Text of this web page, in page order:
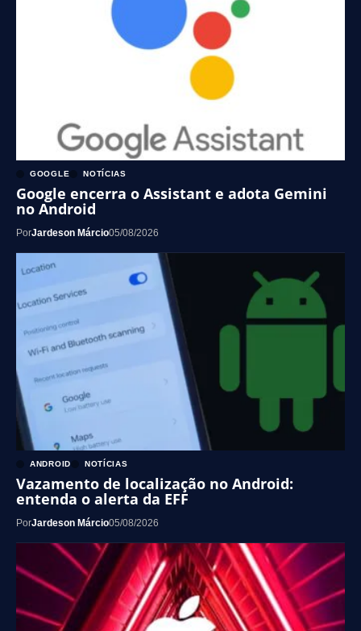
GOOGLE NOTÍCIAS
Google encerra o Assistant e adota Gemini
no Android
PorJardeson Márcio05/08/2026
ANDROID NOTÍCIAS
Vazamento de localização no Android:
entenda o alerta da EFF
PorJardeson Márcio05/08/2026